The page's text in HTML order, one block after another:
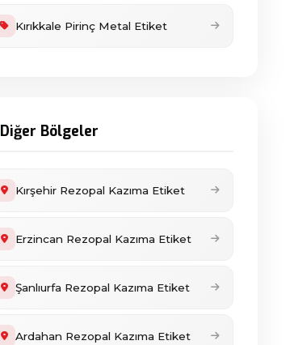
Kırıkkale Pirinç Metal Etiket
Diğer Bölgeler
Kırşehir Rezopal Kazıma Etiket
Erzincan Rezopal Kazıma Etiket
Şanlıurfa Rezopal Kazıma Etiket
Ardahan Rezopal Kazıma Etiket